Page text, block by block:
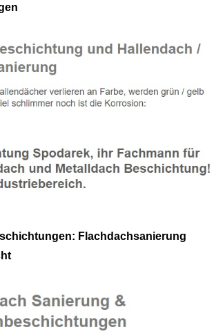
Flachdachsanierung